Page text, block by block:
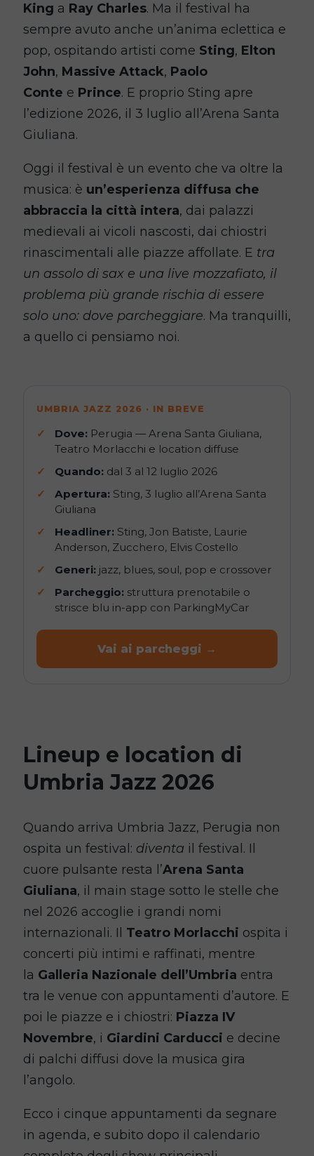
King a Ray Charles. Ma il festival ha
sempre avuto anche un’anima eclettica e
pop, ospitando artisti come Sting, Elton
John, Massive Attack, Paolo
Conte e Prince. E proprio Sting apre
l’edizione 2026, il 3 luglio all’Arena Santa
Giuliana.
Oggi il festival è un evento che va oltre la
musica: è un’esperienza diffusa che
abbraccia la città intera, dai palazzi
medievali ai vicoli nascosti, dai chiostri
rinascimentali alle piazze affollate. E tra
un assolo di sax e una live mozzafiato, il
problema più grande rischia di essere
solo uno: dove parcheggiare. Ma tranquilli,
a quello ci pensiamo noi.
UMBRIA JAZZ 2026 · IN BREVE
Dove: Perugia — Arena Santa Giuliana,
Teatro Morlacchi e location diffuse
Quando: dal 3 al 12 luglio 2026
Apertura: Sting, 3 luglio all’Arena Santa
Giuliana
Headliner: Sting, Jon Batiste, Laurie
Anderson, Zucchero, Elvis Costello
Generi: jazz, blues, soul, pop e crossover
Parcheggio: struttura prenotabile o
strisce blu in-app con ParkingMyCar
Vai ai parcheggi →
Lineup e location di
Umbria Jazz 2026
Quando arriva Umbria Jazz, Perugia non
ospita un festival: diventa il festival. Il
cuore pulsante resta l’Arena Santa
Giuliana, il main stage sotto le stelle che
nel 2026 accoglie i grandi nomi
internazionali. Il Teatro Morlacchi ospita i
concerti più intimi e raffinati, mentre
la Galleria Nazionale dell’Umbria entra
tra le venue con appuntamenti d’autore. E
poi le piazze e i chiostri: Piazza IV
Novembre, i Giardini Carducci e decine
di palchi diffusi dove la musica gira
l’angolo.
Ecco i cinque appuntamenti da segnare
in agenda, e subito dopo il calendario